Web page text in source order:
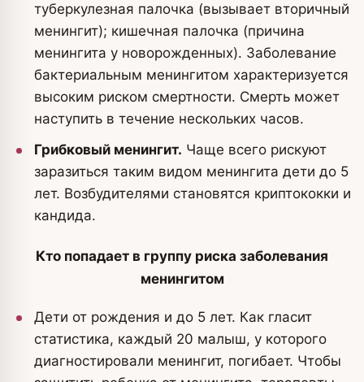
туберкулезная палочка (вызывает вторичный
менингит); кишечная палочка (причина
менингита у новорожденных). Заболевание
бактериальным менингитом характеризуется
высоким риском смертности. Смерть может
наступить в течение нескольких часов.
Грибковый менингит. Чаще всего рискуют
заразиться таким видом менингита дети до 5
лет. Возбудителями становятся криптококки и
кандида.
Кто попадает в группу риска заболевания
менингитом
Дети от рождения и до 5 лет. Как гласит
статистика, каждый 20 малыш, у которого
диагностировали менингит, погибает. Чтобы